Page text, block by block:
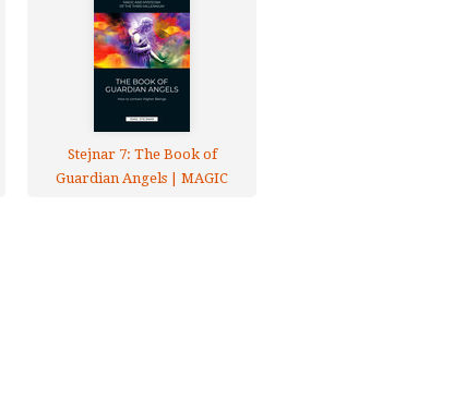
Stejnar 7: The Book of
Guardian Angels | MAGIC